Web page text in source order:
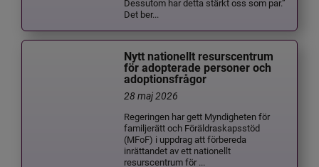
Dessutom har detta stärkt oss som par.”
Det ber...
Nytt nationellt resurscentrum
för adopterade personer och
adoptionsfrågor
28 maj 2026
Regeringen har gett Myndigheten för
familjerätt och Föräldraskapsstöd
(MFoF) i uppdrag att förbereda
inrättandet av ett nationellt
resurscentrum för ...